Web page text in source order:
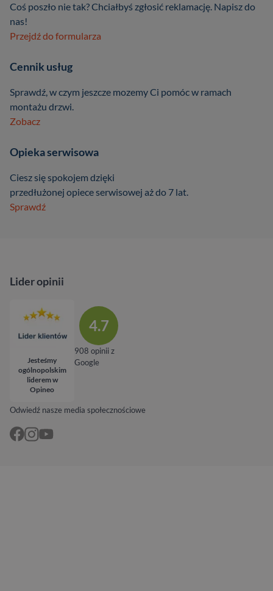
Coś poszło nie tak? Chciałbyś zgłosić reklamację. Napisz do
nas!
Przejdź do formularza
Cennik usług
Sprawdź, w czym jeszcze mozemy Ci pomóc w ramach
montażu drzwi.
Zobacz
Opieka serwisowa
Ciesz się spokojem dzięki
przedłużonej opiece serwisowej aż do 7 lat.
Sprawdź
Odwiedź nasze media społecznościowe
Lider opinii
Jesteśmy
ogólnopolskim
liderem w
Opineo
4.7
908 opinii z
Google